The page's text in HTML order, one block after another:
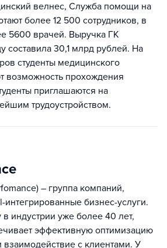
велнес, Служба помощи на
более 12 500 сотрудников, в
5600 врачей. Выручка ГК
составила 30,1 млрд рублей. На
студенты медицинского
возможность прохождения
приглашаются на
трудоустройством.
– группа компаний,
бизнес-услуги.
индустрии уже более 40 лет,
эффективную оптимизацию
с клиентами. У